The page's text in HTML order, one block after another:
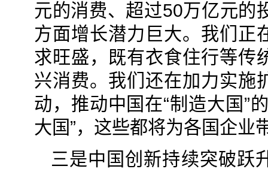
元的消费、超过50万亿元的
方面增长潜力巨大。我们正
求旺盛，既有衣食住行等传
兴消费。我们还在加力实施
动，推动中国在“制造大国”
大国”，这些都将为各国企业
三是中国创新持续突破跃